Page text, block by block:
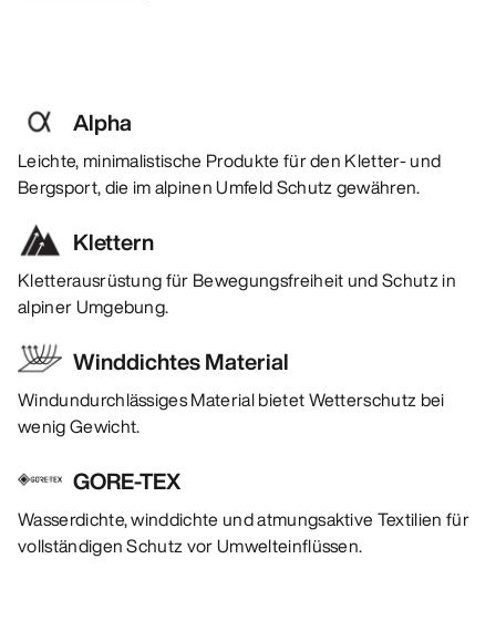
Alpha
Leichte, minimalistische Produkte für den Kletter- und
Bergsport, die im alpinen Umfeld Schutz gewähren.
Klettern
Kletterausrüstung für Bewegungsfreiheit und Schutz in
alpiner Umgebung.
Winddichtes Material
Windundurchlässiges Material bietet Wetterschutz bei
wenig Gewicht.
GORE-TEX
Wasserdichte, winddichte und atmungsaktive Textilien für
vollständigen Schutz vor Umwelteinflüssen.